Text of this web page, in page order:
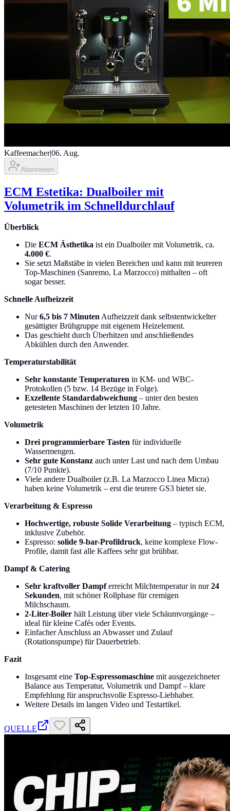
Kaffeemacher|06. Aug.
Abonnieren
ECM Estetika: Dualboiler mit
Volumetrik im Schnelldurchlauf
Überblick
Die ECM Ästhetika ist ein Dualboiler mit Volumetrik, ca.
4.000 €.
Sie setzt Maßstäbe in vielen Bereichen und kann mit teureren
Top-Maschinen (Sanremo, La Marzocco) mithalten – oft
sogar besser.
Schnelle Aufheizzeit
Nur6,5 bis 7 MinutenAufheizzeit dank selbstentwickelter
gesättigter Brühgruppe mit eigenem Heizelement.
Das geschieht durch Überhitzen und anschließendes
Abkühlen durch den Anwender.
Temperaturstabilität
Sehr konstante Temperaturen in KM- und WBC-
Protokollen (5 bzw. 14 Bezüge in Folge).
Exzellente Standardabweichung – unter den besten
getesteten Maschinen der letzten 10 Jahre.
Volumetrik
Drei programmierbare Tasten für individuelle
Wassermengen.
Sehr gute Konstanz auch unter Last und nach dem Umbau
(7/10 Punkte).
Viele andere Dualboiler (z.B. La Marzocco Linea Micra)
haben keine Volumetrik – erst die teurere GS3 bietet sie.
Verarbeitung & Espresso
Hochwertige, robuste Solide Verarbeitung – typisch ECM,
inklusive Zubehör.
Espresso: solide 9-bar-Profildruck, keine komplexe Flow-
Profile, damit fast alle Kaffees sehr gut brühbar.
Dampf & Catering
Sehr kraftvoller Dampferreicht Milchtemperatur in nur24
Sekunden, mit schöner Rollphase für cremigen
Milchschaum.
2-Liter-Boiler hält Leistung über viele Schäumvorgänge –
ideal für kleine Cafés oder Events.
Einfacher Anschluss an Abwasser und Zulauf
(Rotationspumpe) für Dauerbetrieb.
Fazit
Insgesamt eine Top-Espressomaschine mit ausgezeichneter
Balance aus Temperatur, Volumetrik und Dampf – klare
Empfehlung für anspruchsvolle Espresso-Liebhaber.
Weitere Details im langen Video und Testartikel.
QUELLE